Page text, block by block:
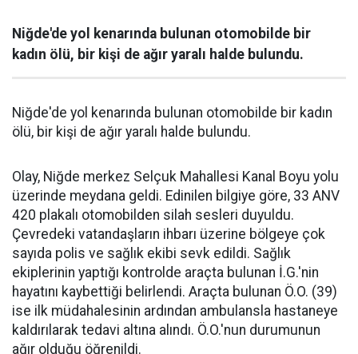
Niğde'de yol kenarında bulunan otomobilde bir
kadın ölü, bir kişi de ağır yaralı halde bulundu.
Niğde'de yol kenarında bulunan otomobilde bir kadın
ölü, bir kişi de ağır yaralı halde bulundu.
Olay, Niğde merkez Selçuk Mahallesi Kanal Boyu yolu
üzerinde meydana geldi. Edinilen bilgiye göre, 33 ANV
420 plakalı otomobilden silah sesleri duyuldu.
Çevredeki vatandaşların ihbarı üzerine bölgeye çok
sayıda polis ve sağlık ekibi sevk edildi. Sağlık
ekiplerinin yaptığı kontrolde araçta bulunan İ.G.'nin
hayatını kaybettiği belirlendi. Araçta bulunan Ö.O. (39)
ise ilk müdahalesinin ardından ambulansla hastaneye
kaldırılarak tedavi altına alındı. Ö.O.'nun durumunun
ağır olduğu öğrenildi.